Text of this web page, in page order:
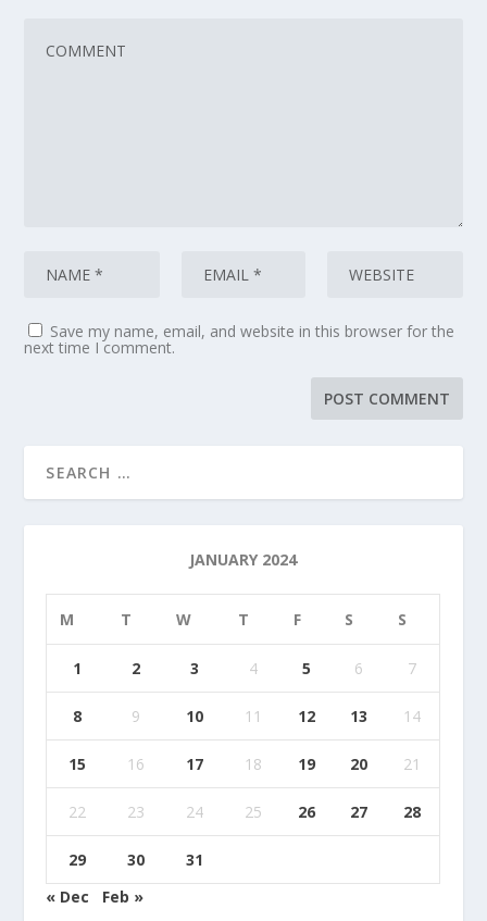
Save my name, email, and website in this browser for the
next time I comment.
JANUARY 2024
M T W T F S S
1 2 3 4 5 6 7
8 9 10 11 12 13 14
15 16 17 18 19 20 21
22 23 24 25 26 27 28
29 30
31
« Dec
Feb »